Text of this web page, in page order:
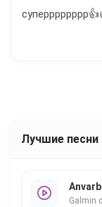
Лучшие песни
Galmin